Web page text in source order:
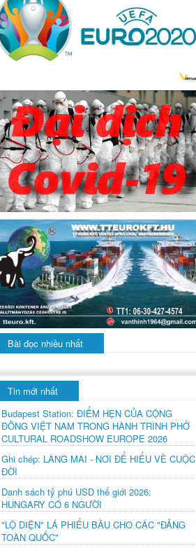
Bài đọc nhiều nhất
Tin mới nhất
Budapest Station: ĐIỂM HẸN CỦA CỘNG
ĐỒNG VIỆT NAM TRONG HÀNH TRÌNH PHỞ
CULTURAL ROADSHOW EUROPE 2026
Ghi chép: LÀNG MAI - NƠI ĐỂ HIỂU VỀ CUỘC
ĐỜI
Danh sách tỷ phú USD thế giới 2026:
HUNGARY CÓ 6 NGƯỜI
"LỘ DIỆN" LÁ PHIẾU BẦU CHO CÁC "ĐẢNG
TOÀN QUỐC"